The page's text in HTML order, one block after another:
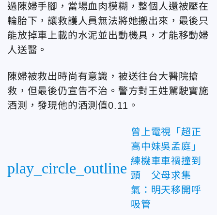
過陳婦手腳，當場血肉模糊，整個人還被壓在
輪胎下，讓救護人員無法將她搬出來，最後只
能放掉車上載的水泥並出動機具，才能移動婦
人送醫。
陳婦被救出時尚有意識，被送往台大醫院搶
救，但最後仍宣告不治。警方對王姓駕駛實施
酒測，發現他的酒測值0.11。
play_circle_outline
曾上電視「超正
高中妹吳孟庭」
練機車車禍撞到
頭 父母求集
氣：明天移開呼
吸管